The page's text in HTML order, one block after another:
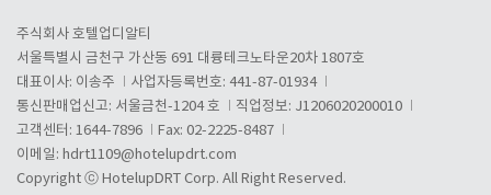
주식회사 호텔업디알티
서울특별시 금천구 가산동 691 대륭테크노타운20차 1807호
대표이사: 이송주
사업자등록번호: 441-87-01934
통신판매업신고: 서울금천-1204 호
직업정보: J1206020200010
고객센터: 1644-7896
Fax: 02-2225-8487
이메일: hdrt1109@hotelupdrt.com
Copyright ⓒ HotelupDRT Corp. All Right Reserved.